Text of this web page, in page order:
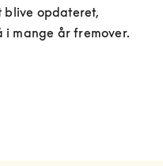
blive opdateret,
mange år fremover.